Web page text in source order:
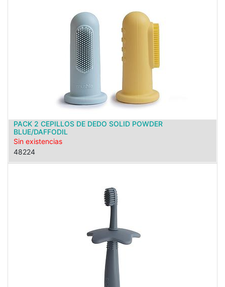
PACK 2 CEPILLOS DE DEDO SOLID POWDER
BLUE/DAFFODIL
Sin existencias
48224